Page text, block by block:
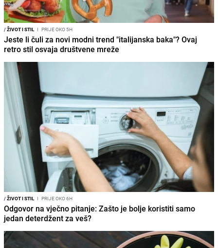
/ŽIVOT I STIL I PRIJE OKO 5H
Jeste li čuli za novi modni trend "italijanska baka"? Ovaj
retro stil osvaja društvene mreže
/ŽIVOT I STIL I PRIJE OKO 6H
Odgovor na vječno pitanje: Zašto je bolje koristiti samo
jedan deterdžent za veš?